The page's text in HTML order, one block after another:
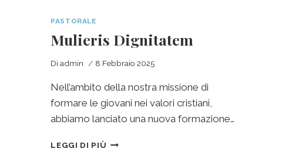
PASTORALE
Mulieris Dignitatem
Di admin 8 Febbraio 2025
Nell’ambito della nostra missione di
formare le giovani nei valori cristiani,
abbiamo lanciato una nuova formazione…
LEGGI DI PIÙ